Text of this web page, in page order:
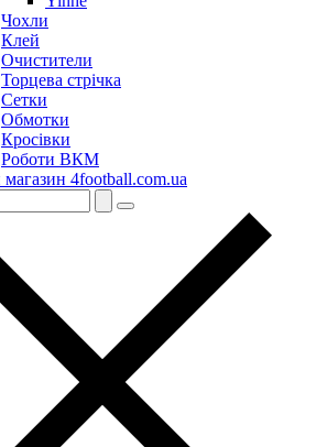
Чохли
Клей
Очистители
Торцева стрічка
Сетки
Обмотки
Кросівки
Роботи ВКМ